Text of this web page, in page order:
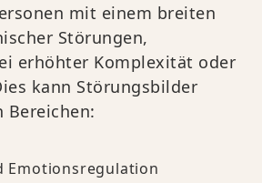
mit einem breiten
Störungen,
erhöhter Komplexität oder
kann Störungsbilder
Bereichen:
Emotionsregulation